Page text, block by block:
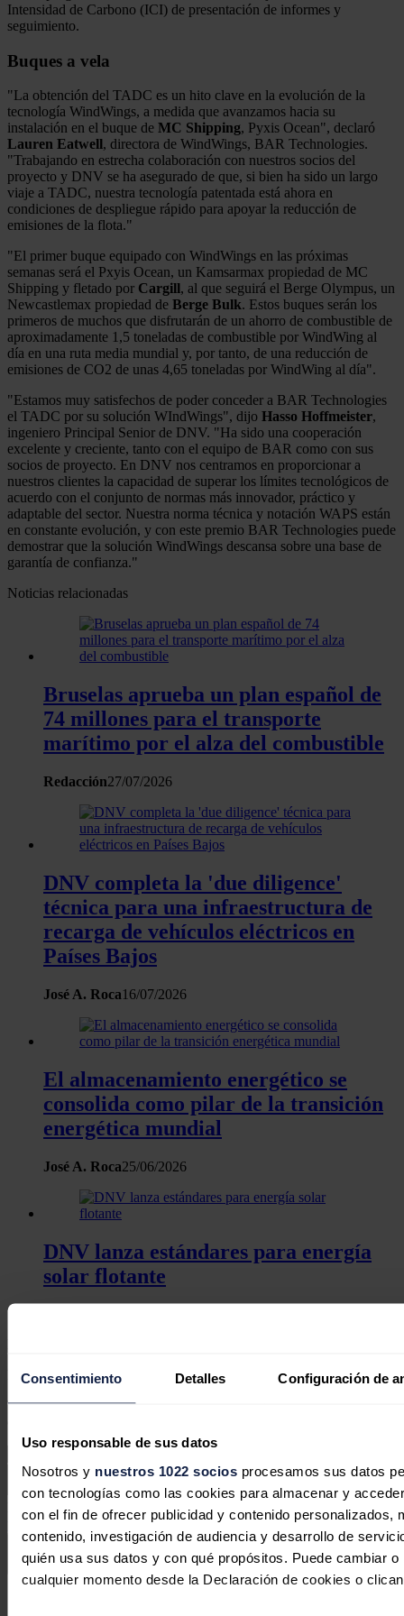
Consentimiento Detalles Configuración de
Uso responsable de sus datos
Nosotros y nuestros 1022 sociosprocesamos sus datos
con tecnologías como las cookies para almacenar y
con el fin de ofrecer publicidad y contenido personalizados,
contenido, investigación de audiencia y desarrollo de
quién usa sus datos y con qué propósitos. Puede cambiar
cualquier momento desde la Declaración de cookies o
Intensidad de Carbono (ICI) de presentación de informes y
seguimiento.
Buques a vela
"La obtención del TADC es un hito clave en la evolución de la
tecnología WindWings, a medida que avanzamos hacia su
instalación en el buque de MC Shipping, Pyxis Ocean", declaró
Lauren Eatwell, directora de WindWings, BAR Technologies.
"Trabajando en estrecha colaboración con nuestros socios del
proyecto y DNV se ha asegurado de que, si bien ha sido un largo
viaje a TADC, nuestra tecnología patentada está ahora en
condiciones de despliegue rápido para apoyar la reducción de
emisiones de la flota."
"El primer buque equipado con WindWings en las próximas
semanas será el Pxyis Ocean, un Kamsarmax propiedad de MC
Shipping y fletado por Cargill, al que seguirá el Berge Olympus, un
Newcastlemax propiedad de Berge Bulk. Estos buques serán los
primeros de muchos que disfrutarán de un ahorro de combustible de
aproximadamente 1,5 toneladas de combustible por WindWing al
día en una ruta media mundial y, por tanto, de una reducción de
emisiones de CO2 de unas 4,65 toneladas por WindWing al día".
"Estamos muy satisfechos de poder conceder a BAR Technologies
el TADC por su solución WIndWings", dijo Hasso Hoffmeister,
ingeniero Principal Senior de DNV. "Ha sido una cooperación
excelente y creciente, tanto con el equipo de BAR como con sus
socios de proyecto. En DNV nos centramos en proporcionar a
nuestros clientes la capacidad de superar los límites tecnológicos de
acuerdo con el conjunto de normas más innovador, práctico y
adaptable del sector. Nuestra norma técnica y notación WAPS están
en constante evolución, y con este premio BAR Technologies puede
demostrar que la solución WindWings descansa sobre una base de
garantía de confianza."
Noticias relacionadas
Bruselas aprueba un plan español de
74 millones para el transporte
marítimo por el alza del combustible
Redacción27/07/2026
DNV completa la 'due diligence'
técnica para una infraestructura de
recarga de vehículos eléctricos en
Países Bajos
José A. Roca16/07/2026
El almacenamiento energético se
consolida como pilar de la transición
energética mundial
José A. Roca25/06/2026
DNV lanza estándares para energía
solar flotante
Deja tu comentario
Tu dirección de correo electrónico no será publicada. Todos los
Este sitio web está protegido por reCAPTCHA y la
Política de
privacidady Términos de serviciode Google aplican.
Enviar comentario